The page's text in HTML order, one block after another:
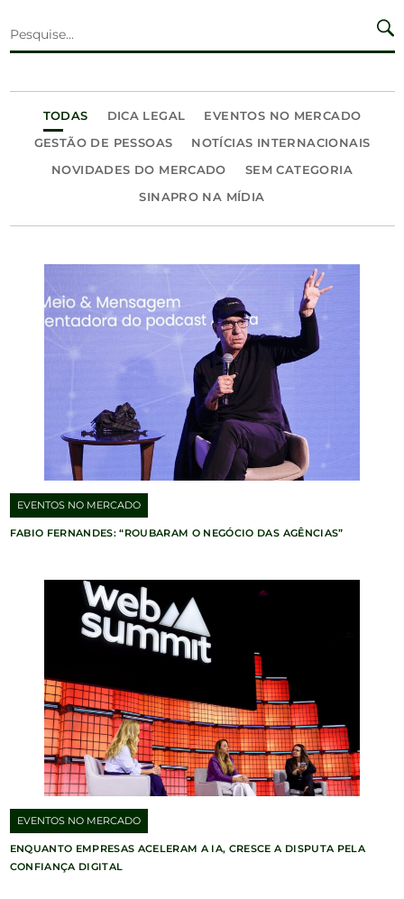
TODAS DICA LEGAL
EVENTOS NO MERCADO
GESTÃO DE PESSOAS
NOTÍCIAS INTERNACIONAIS
NOVIDADES DO MERCADO
SEM CATEGORIA
SINAPRO NA MÍDIA
EVENTOS NO MERCADO
FABIO FERNANDES: “ROUBARAM O NEGÓCIO DAS AGÊNCIAS”
EVENTOS NO MERCADO
ENQUANTO EMPRESAS ACELERAM A IA, CRESCE A DISPUTA PELA
CONFIANÇA DIGITAL